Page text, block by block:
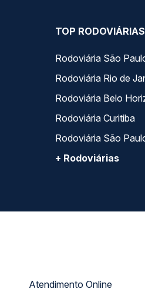
TOP RODOVIÁRIAS
Rodoviária São
Rodoviária Rio de
Rodoviária Belo
Rodoviária Curitiba
Rodoviária São
+ Rodoviárias
Atendimento Online